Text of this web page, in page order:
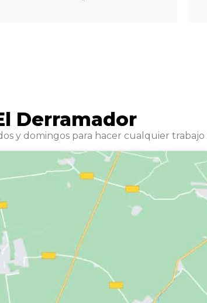
Derramador
y domingos para hacer cualquier